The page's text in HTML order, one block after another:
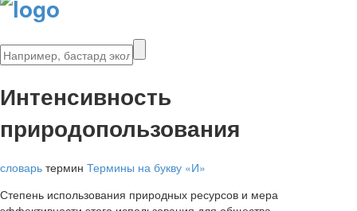
Интенсивность
природопользования
словарь термин Термины на букву «И»
Степень использования природных ресурсов и мера